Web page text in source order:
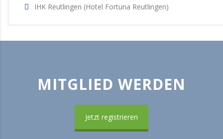
IHK Reutlingen (Hotel Fortuna Reutlingen)
MITGLIED WERDEN
Jetzt registrieren